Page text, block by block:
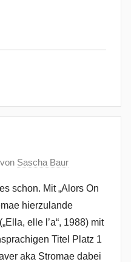
von Sascha Baur
schon. Mit „Alors On
hierzulande
elle l’a“, 1988) mit
Titel Platz 1
aka Stromae dabei